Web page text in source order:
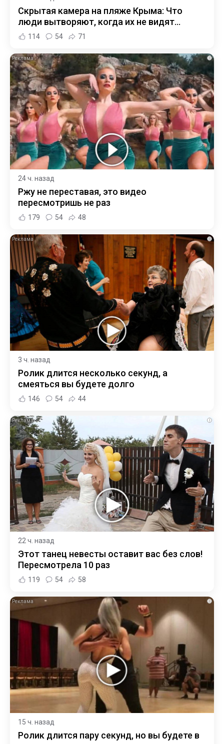
Скрытая камера на пляже Крыма: Что
люди вытворяют, когда их не видят...
114 54 71
i
24 ч. назад
Ржу не переставая, это видео
пересмотришь не раз
179 54 48
i
3 ч. назад
Ролик длится несколько секунд, а
смеяться вы будете долго
146 54 44
i
22 ч. назад
Этот танец невесты оставит вас без слов!
Пересмотрела 10 раз
119 54 58
i
15 ч. назад
Ролик длится пару секунд, но вы будете в